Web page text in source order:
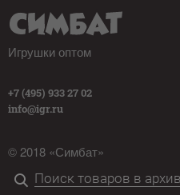
Игрушки оптом
+7 (495) 933 27 02
info@igr.ru
© 2018 «Симбат»